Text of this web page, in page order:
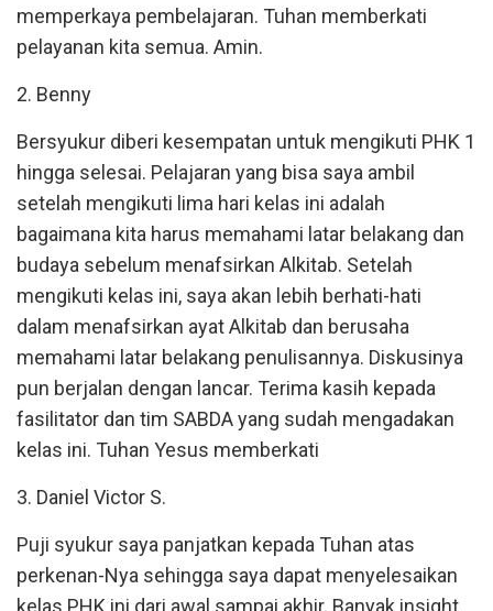
memperkaya pembelajaran. Tuhan memberkati
pelayanan kita semua. Amin.
2. Benny
Bersyukur diberi kesempatan untuk mengikuti PHK 1
hingga selesai. Pelajaran yang bisa saya ambil
setelah mengikuti lima hari kelas ini adalah
bagaimana kita harus memahami latar belakang dan
budaya sebelum menafsirkan Alkitab. Setelah
mengikuti kelas ini, saya akan lebih berhati-hati
dalam menafsirkan ayat Alkitab dan berusaha
memahami latar belakang penulisannya. Diskusinya
pun berjalan dengan lancar. Terima kasih kepada
fasilitator dan tim SABDA yang sudah mengadakan
kelas ini. Tuhan Yesus memberkati
3. Daniel Victor S.
Puji syukur saya panjatkan kepada Tuhan atas
perkenan-Nya sehingga saya dapat menyelesaikan
kelas PHK ini dari awal sampai akhir. Banyak insight